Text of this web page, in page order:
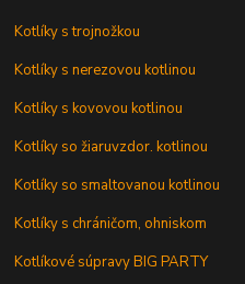
Kotlíky s trojnožkou
Kotlíky s nerezovou kotlinou
Kotlíky s kovovou kotlinou
Kotlíky so žiaruvzdor. kotlinou
Kotlíky so smaltovanou kotlinou
Kotlíky s chráničom, ohniskom
Kotlíkové súpravy BIG PARTY